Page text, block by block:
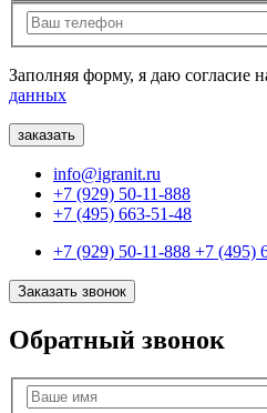
Заполняя форму, я даю согласие
данных
info@igranit.ru
+7 (929) 50-11-888
+7 (495) 663-51-48
+7 (929) 50-11-888 +7 (495)
Заказать звонок
Обратный звонок